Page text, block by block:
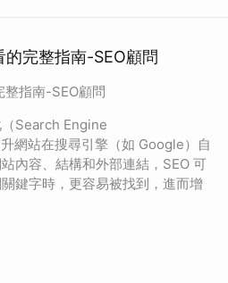
完整指南-SEO顧問
整指南-SEO顧問
Search Engine
網站在搜尋引擎（如 Google）自
內容、結構和外部連結，SEO 可
鍵字時，更容易被找到，進而增